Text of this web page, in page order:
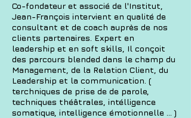
Co-fondateur et associé de l'Institut,
Jean-François intervient en qualité de
consultant et de coach auprès de nos
clients partenaires. Expert en
leadership et en soft skills, Il conçoit
des parcours blended dans le champ du
Management, de la Relation Client, du
Leadership et la communication. (
terchniques de prise de de parole,
techniques théâtrales, intélligence
somatique, intelligence émotionnelle ... )